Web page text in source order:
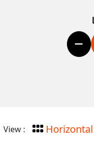
View : Horizontal